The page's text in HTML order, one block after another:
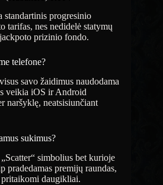
standartinis progresinio
tarifas, nes nedidelė statymų
prizinio fondo.
telefone?
savo žaidimus naudodama
veikia iOS ir Android
naršyklę, neatsisiunčiant
sukimus?
simbolius bet kurioje
pradedamas premijų raundas,
daugikliai.